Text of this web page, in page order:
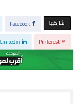
‫‫ شاركها‬ Facebook
Pinterest
Linkedin